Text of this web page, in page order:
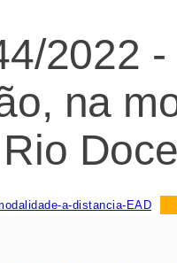
2022
na
a-distancia-EAD